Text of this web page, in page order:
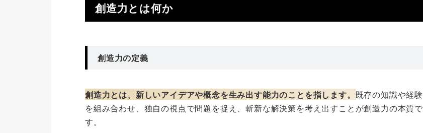
創造力とは何か
創造力の定義
創造力とは、新しいアイデアや概念を生み出す能力のことを指します。 既存の知識や経験
を組み合わせ、独自の視点で問題を捉え、斬新な解決策を考え出すことが創造力の本質で
す。